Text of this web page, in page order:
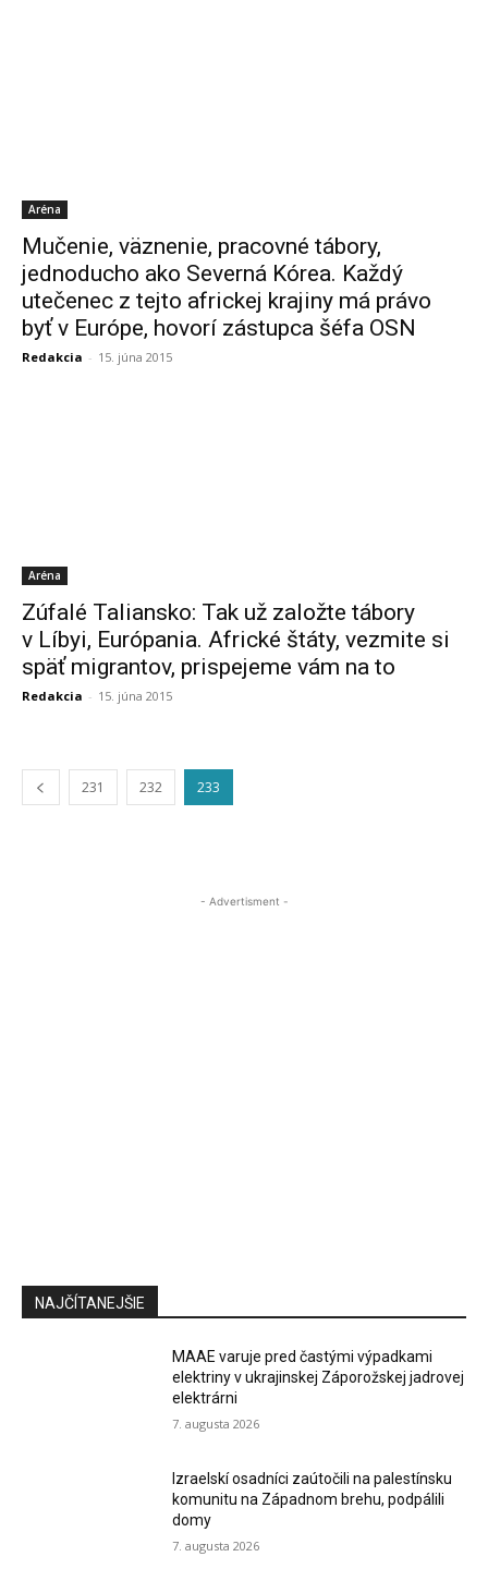
Aréna
Mučenie, väznenie, pracovné tábory,
jednoducho ako Severná Kórea. Každý
utečenec z tejto africkej krajiny má právo
byť v Európe, hovorí zástupca šéfa OSN
Redakcia - 15. júna 2015
Aréna
Zúfalé Taliansko: Tak už založte tábory
v Líbyi, Európania. Africké štáty, vezmite si
späť migrantov, prispejeme vám na to
Redakcia - 15. júna 2015
231 232 233
- Advertisment -
NAJČÍTANEJŠIE
MAAE varuje pred častými výpadkami
elektriny v ukrajinskej Záporožskej jadrovej
elektrárni
7. augusta 2026
Izraelskí osadníci zaútočili na palestínsku
komunitu na Západnom brehu, podpálili
domy
7. augusta 2026